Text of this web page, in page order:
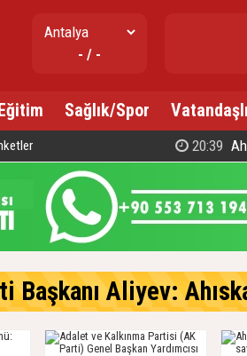
- / -
Sağlık/Spor
20:39
Aliyev: Ahıska